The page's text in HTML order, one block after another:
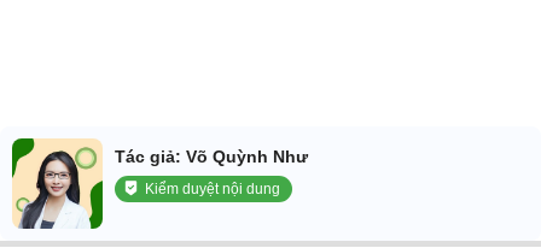
Tác giả: Võ Quỳnh Như
Kiểm duyệt nội dung